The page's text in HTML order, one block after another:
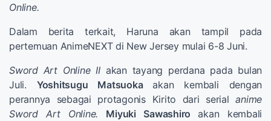
Online.
Dalam berita terkait, Haruna akan tampil pada
pertemuan AnimeNEXT di New Jersey mulai 6-8 Juni.
Sword Art Online II akan tayang perdana pada bulan
Juli. Yoshitsugu Matsuokaakan kembali dengan
perannya sebagai protagonis Kirito dari serialanime
Sword Art Online. Miyuki Sawashiroakan kembali